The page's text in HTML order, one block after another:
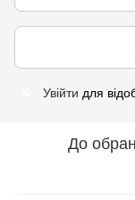
Увійти для
До